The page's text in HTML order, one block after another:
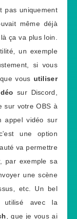
pas uniquement
même déjà
ça va plus loin.
un exemple
si vous
vous utiliser
sur Discord,
sur votre OBS à
appel vidéo sur
une option
va permettre
par exemple sa
une scène
etc. Un bel
utilisé avec la
, que je vous ai